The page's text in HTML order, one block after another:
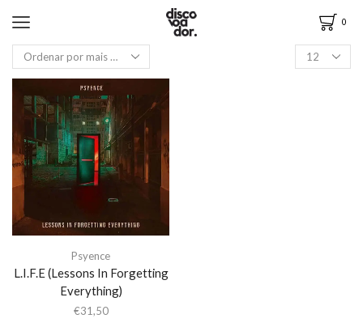
0
Psyence
L.I.F.E (Lessons In Forgetting
Everything)
€31,50